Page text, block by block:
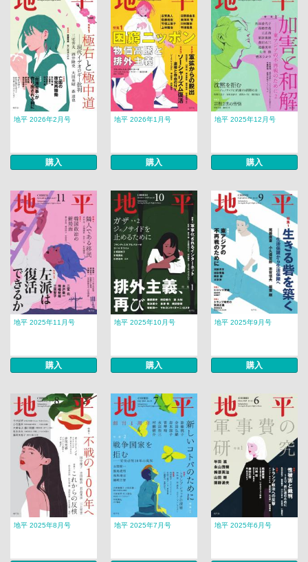
地平 2026年2月号
購入
地平 2026年1月号
購入
地平 2025年12月号
購入
地平 2025年11月号
購入
地平 2025年10月号
購入
地平 2025年9月号
購入
地平 2025年8月号 地平 2025年7月号 地平 2025年6月号